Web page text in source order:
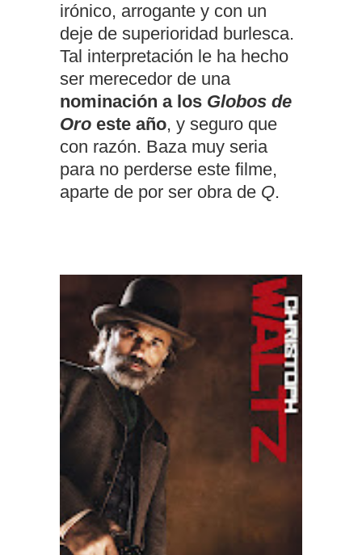
irónico, arrogante y con un
deje de superioridad burlesca.
Tal interpretación le ha hecho
ser merecedor de una
nominación a los Globos de
Oro este año, y seguro que
con razón. Baza muy seria
para no perderse este filme,
aparte de por ser obra de Q.